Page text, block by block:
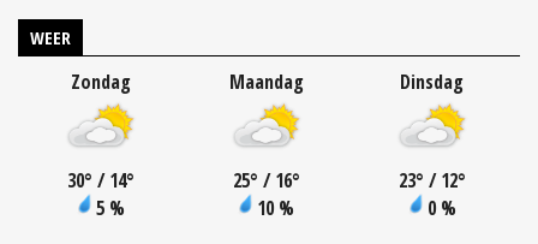
WEER
Zondag
30° / 14°
5 %
Maandag
25° / 16°
10 %
Dinsdag
23° / 12°
0 %